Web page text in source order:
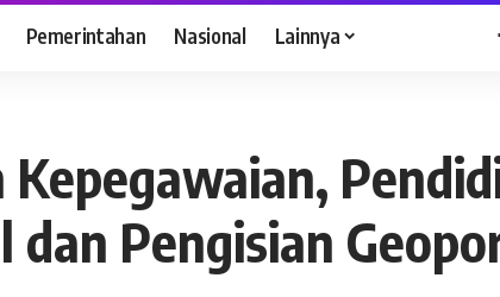
Pemerintahan Nasional Lainnya
dan Pengisian